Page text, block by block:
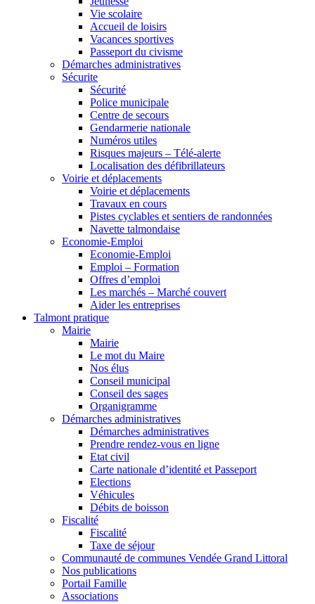
Vie scolaire
Accueil de loisirs
Vacances sportives
Passeport du civisme
Démarches administratives
Sécurite
Sécurité
Police municipale
Centre de secours
Gendarmerie nationale
Numéros utiles
Risques majeurs – Télé-alerte
Localisation des défibrillateurs
Voirie et déplacements
Voirie et déplacements
Travaux en cours
Pistes cyclables et sentiers de randonnées
Navette talmondaise
Economie-Emploi
Economie-Emploi
Emploi – Formation
Offres d’emploi
Les marchés – Marché couvert
Aider les entreprises
Talmont pratique
Mairie
Mairie
Le mot du Maire
Nos élus
Conseil municipal
Conseil des sages
Organigramme
Démarches administratives
Démarches administratives
Prendre rendez-vous en ligne
Etat civil
Carte nationale d’identité et Passeport
Elections
Véhicules
Débits de boisson
Fiscalité
Fiscalité
Taxe de séjour
Communauté de communes Vendée Grand Littoral
Nos publications
Portail Famille
Associations